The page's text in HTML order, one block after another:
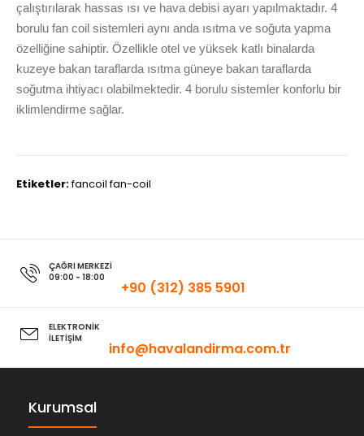
çalıştırılarak hassas ısı ve hava debisi ayarı yapılmaktadır. 4
borulu fan coil sistemleri aynı anda ısıtma ve soğuta yapma
özelliğine sahiptir. Özellikle otel ve yüksek katlı binalarda
kuzeye bakan taraflarda ısıtma güneye bakan taraflarda
soğutma ihtiyacı olabilmektedir. 4 borulu sistemler konforlu bir
iklimlendirme sağlar.
Etiketler:fancoil fan-coil
ÇAĞRI MERKEZİ
09:00 - 18:00
+90 (312) 385 5901
ELEKTRONİK
İLETİŞİM
info@havalandirma.com.tr
Kurumsal